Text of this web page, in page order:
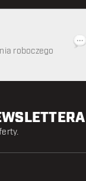
roboczego